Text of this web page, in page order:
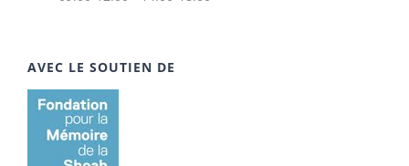
AVEC LE SOUTIEN DE